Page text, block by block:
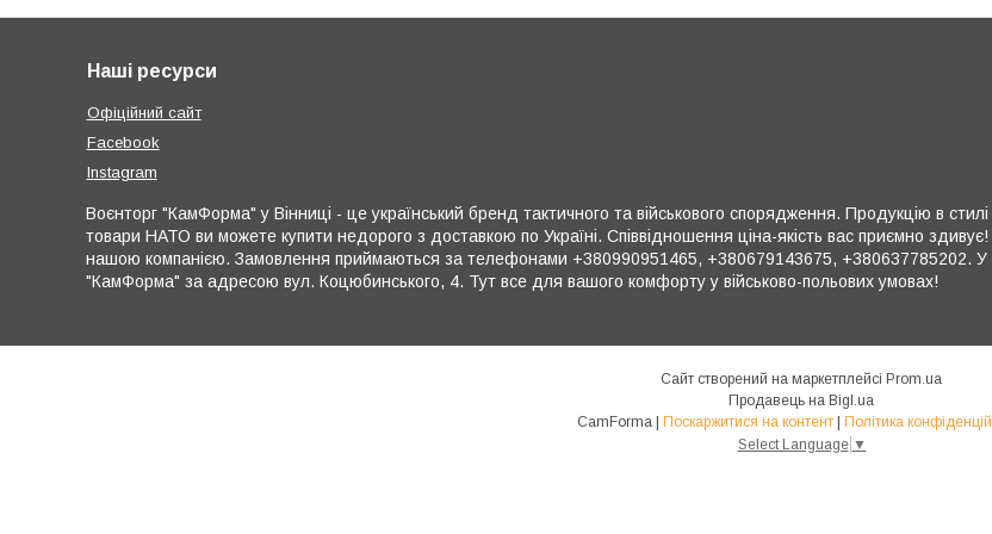
Наші ресурси
Офіційний сайт
Facebook
Instagram
Воєнторг "КамФорма" у Вінниці - це український бренд тактичного та військового спорядження. Продукцію в стилі
товари НАТО ви можете купити недорого з доставкою по Україні. Співвідношення ціна-якість вас приємно
нашою компанією. Замовлення приймаються за телефонами +380990951465, +380679143675, +380637785202. У
"КамФорма" за адресою вул. Коцюбинського, 4. Тут все для вашого комфорту у військово-польових умовах!
Сайт створений на маркетплейсі Prom.ua
Продавець на Bigl.ua
CamForma | Поскаржитися на контент | Політика
Select Language ▼